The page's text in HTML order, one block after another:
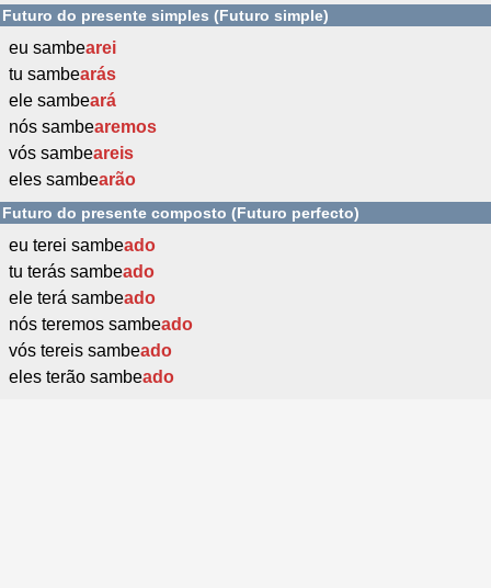
Futuro do presente simples (Futuro simple)
eu sambearei
tu sambearás
ele sambeará
nós sambearemos
vós sambeareis
eles sambearão
Futuro do presente composto (Futuro perfecto)
eu terei sambeado
tu terás sambeado
ele terá sambeado
nós teremos sambeado
vós tereis sambeado
eles terão sambeado